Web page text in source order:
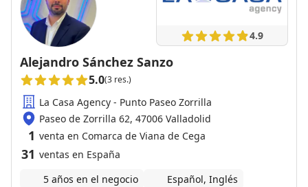
4.9
Alejandro Sánchez Sanzo
5.0(3 res.)
La Casa Agency - Punto Paseo Zorrilla
Paseo de Zorrilla 62, 47006 Valladolid
1 venta en Comarca de Viana de Cega
31 ventas en España
5 años en el negocio
Español, Inglés